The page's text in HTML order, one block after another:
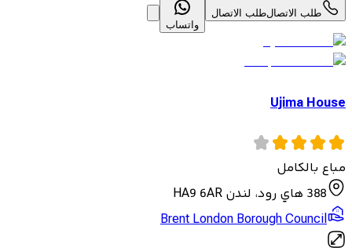
طلب الاتصالطلب الاتصال
واتساب
Ujima House
مباع بالكامل
388 هاي رود، لندن HA9 6AR
Brent London Borough Council